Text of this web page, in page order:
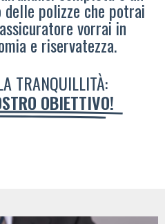
polizze che potrai
vorrai in
e riservatezza.
TRANQUILLITÀ:
OBIETTIVO!